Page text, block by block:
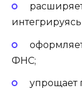
ФНС;
упрощает